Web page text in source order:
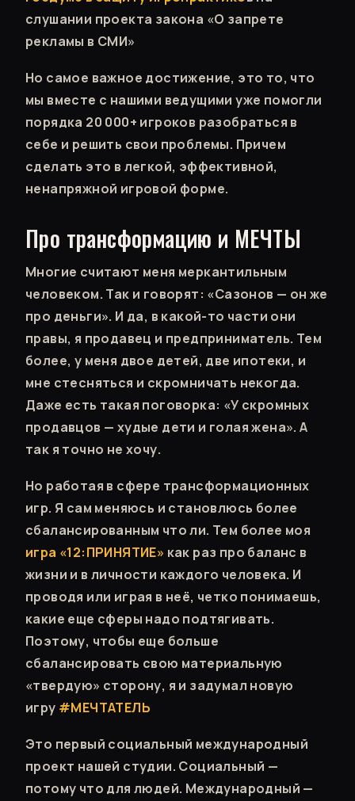
слушании проекта закона «О запрете
рекламы в СМИ»
Но самое важное достижение, это то, что
мы вместе с нашими ведущими уже помогли
порядка 20 000+ игроков разобраться в
себе и решить свои проблемы. Причем
сделать это в легкой, эффективной,
ненапряжной игровой форме.
Про трансформацию и МЕЧТЫ
Многие считают меня меркантильным
человеком. Так и говорят: «Сазонов — он же
про деньги». И да, в какой-то части они
правы, я продавец и предприниматель. Тем
более, у меня двое детей, две ипотеки, и
мне стесняться и скромничать некогда.
Даже есть такая поговорка: «У скромных
продавцов — худые дети и голая жена». А
так я точно не хочу.
Но работая в сфере трансформационных
игр. Я сам меняюсь и становлюсь более
сбалансированным что ли. Тем более моя
игра «12:ПРИНЯТИЕ» как раз про баланс в
жизни и в личности каждого человека. И
проводя или играя в неё, четко понимаешь,
какие еще сферы надо подтягивать.
Поэтому, чтобы еще больше
сбалансировать свою материальную
«твердую» сторону, я и задумал новую
игру #МЕЧТАТЕЛЬ
Это первый социальный международный
проект нашей студии. Социальный —
потому что для людей. Международный —